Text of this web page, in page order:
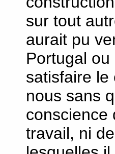
sur tout
aurait pu
Portugal
satisfaire le
nous sans
conscience
travail, ni